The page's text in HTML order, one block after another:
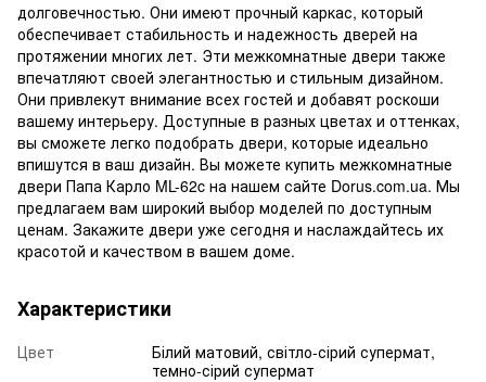
долговечностью. Они имеют прочный каркас, который
обеспечивает стабильность и надежность дверей на
протяжении многих лет. Эти межкомнатные двери также
впечатляют своей элегантностью и стильным дизайном.
Они привлекут внимание всех гостей и добавят роскоши
вашему интерьеру. Доступные в разных цветах и оттенках,
вы сможете легко подобрать двери, которые идеально
впишутся в ваш дизайн. Вы можете купить межкомнатные
двери Папа Карло ML-62c на нашем сайте Dorus.com.ua. Мы
предлагаем вам широкий выбор моделей по доступным
ценам. Закажите двери уже сегодня и наслаждайтесь их
красотой и качеством в вашем доме.
Характеристики
Цвет
Білий матовий, світло-сірий супермат,
темно-сірий супермат